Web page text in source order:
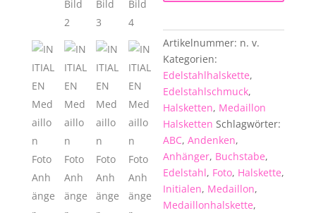
Buchstabe
ABC
Menge
Artikelnummer: n. v.
Kategorien:
Edelstahlhalskette,
Edelstahlschmuck,
Halsketten, Medaillon
Halsketten Schlagwörter:
ABC,Andenken,
Anhänger, Buchstabe,
Edelstahl, Foto, Halskette,
Initialen, Medaillon,
Medaillonhalskette,